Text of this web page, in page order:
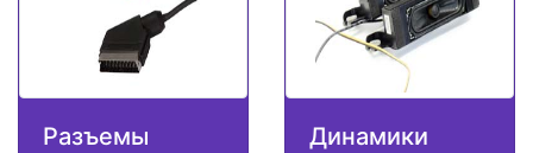
Разъемы Динамики